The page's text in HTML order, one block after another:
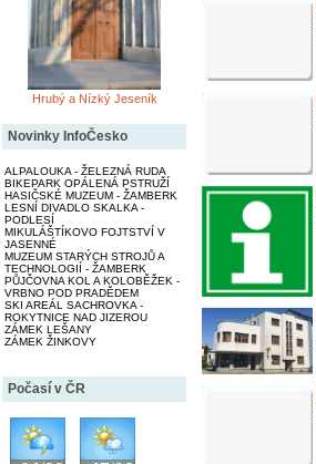
Hrubý a Nízký Jeseník
Novinky InfoČesko
ALPALOUKA - ŽELEZNÁ RUDA
BIKEPARK OPÁLENÁ PSTRUŽÍ
HASIČSKÉ MUZEUM - ŽAMBERK
LESNÍ DIVADLO SKALKA -
PODLESÍ
MIKULÁŠTÍKOVO FOJTSTVÍ V
JASENNÉ
MUZEUM STARÝCH STROJŮ A
TECHNOLOGIÍ - ŽAMBERK
PŮJČOVNA KOL A KOLOBĚŽEK -
VRBNO POD PRADĚDEM
SKI AREÁL SACHROVKA -
ROKYTNICE NAD JIZEROU
ZÁMEK LEŠANY
ZÁMEK ŽINKOVY
Počasí v ČR